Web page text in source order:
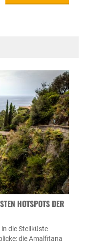
HOTSPOTS DER A
die Steilküste
die Amalfitana